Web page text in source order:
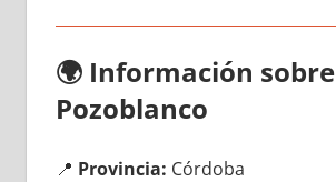
🌍 Información sobre
Pozoblanco
📍 Provincia: Córdoba